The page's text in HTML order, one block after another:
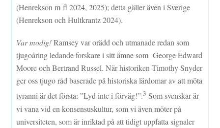
(Henrekson m fl 2024, 2025); detta gäller även i Sverige
(Henrekson och Hultkrantz 2024).
Var modig!Ramsey var orädd och utmanade redan som
tjugoåring ledande forskare i sitt ämne som George Edward
Moore och Bertrand Russel. När historiken Timothy Snyder
ger oss tjugo råd baserade på historiska lärdomar av att möta
tyranni är det första: ”Lyd inte i förväg!”.3 Som svenskar är
vi vana vid en konsensuskultur, som vi även möter på
universiteten, som är inriktad på att tidigt uppfatta signaler